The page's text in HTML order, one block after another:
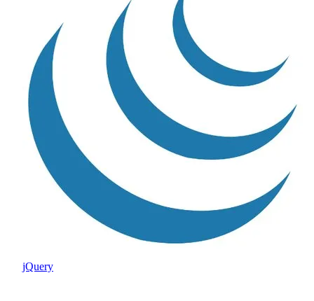
jQuery